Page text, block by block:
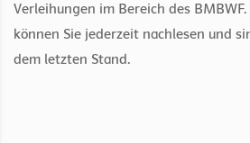
Verleihungen im Bereich des
können Sie jederzeit nachlesen und
dem letzten Stand.